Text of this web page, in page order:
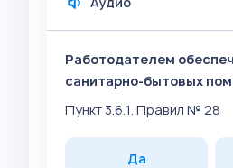
Работодателем
санитарно-бытовых
Пункт 3.6.1. Правил № 28
Да